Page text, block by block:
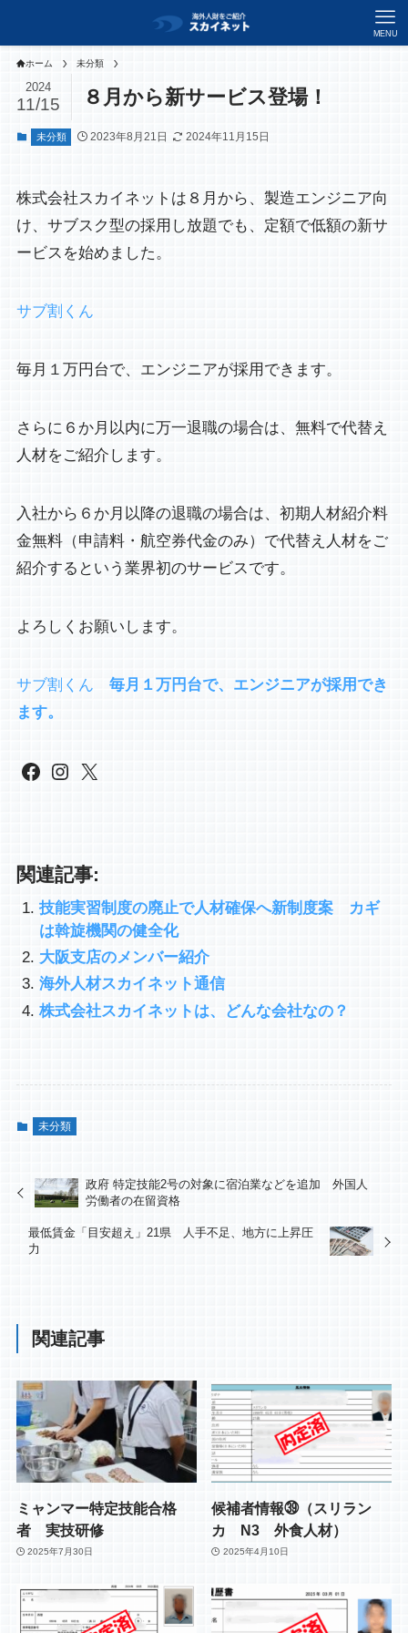
MENU
ホーム 未分類
８月から新サービス登場！
2024
11/15
未分類 2023年8月21日 2024年11月15日
株式会社スカイネットは８月から、製造エンジニア向
け、サブスク型の採用し放題でも、定額で低額の新サ
ービスを始めました。
サブ割くん
毎月１万円台で、エンジニアが採用できます。
さらに６か月以内に万一退職の場合は、無料で代替え
人材をご紹介します。
入社から６か月以降の退職の場合は、初期人材紹介料
金無料（申請料・航空券代金のみ）で代替え人材をご
紹介するという業界初のサービスです。
よろしくお願いします。
サブ割くん 毎月１万円台で、エンジニアが採用でき
ます。
Facebook
Instagram
X
関連記事:
技能実習制度の廃止で人材確保へ新制度案 カギ
は斡旋機関の健全化
大阪支店のメンバー紹介
海外人材スカイネット通信
株式会社スカイネットは、どんな会社なの？
未分類
政府 特定技能2号の対象に宿泊業などを追加 外国人
労働者の在留資格
最低賃金「目安超え」21県 人手不足、地方に上昇圧
力
関連記事
ミャンマー特定技能合格
者 実技研修
2025年7月30日
候補者情報㊴（スリラン
カ N3 外食人材）
2025年4月10日